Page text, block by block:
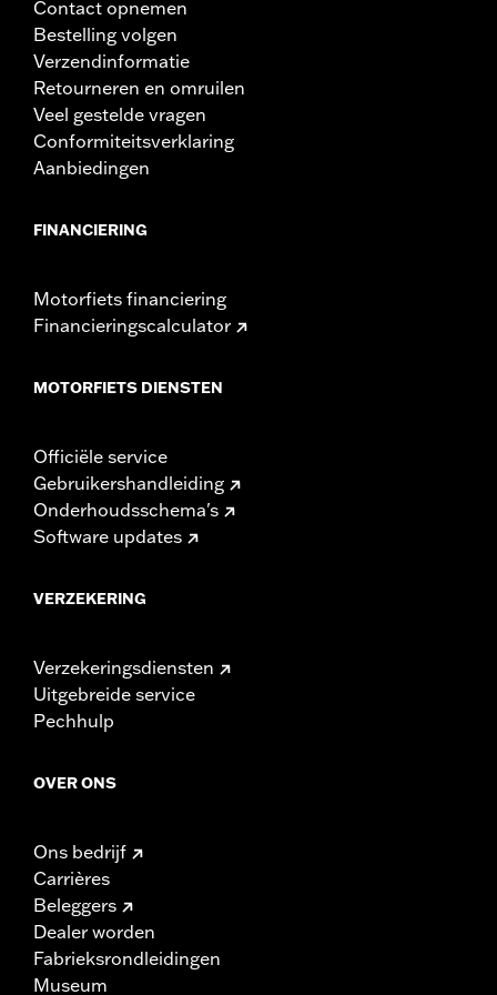
Contact opnemen
Bestelling volgen
Verzendinformatie
Retourneren en omruilen
Veel gestelde vragen
Conformiteitsverklaring
Aanbiedingen
FINANCIERING
Motorfiets financiering
Financieringscalculator
MOTORFIETS DIENSTEN
Officiële service
Gebruikershandleiding
Onderhoudsschema's
Software updates
VERZEKERING
Verzekeringsdiensten
Uitgebreide service
Pechhulp
OVER ONS
Ons bedrijf
Carrières
Beleggers
Dealer worden
Fabrieksrondleidingen
Museum